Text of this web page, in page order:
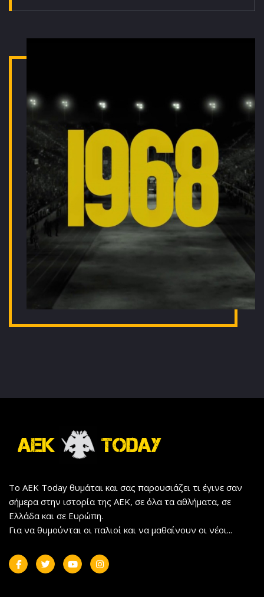
Το AEK Today θυμάται και σας παρουσιάζει τι έγινε σαν
σήμερα στην ιστορία της ΑΕΚ, σε όλα τα αθλήματα, σε
Ελλάδα και σε Ευρώπη.
Για να θυμούνται οι παλιοί και να μαθαίνουν οι νέοι...